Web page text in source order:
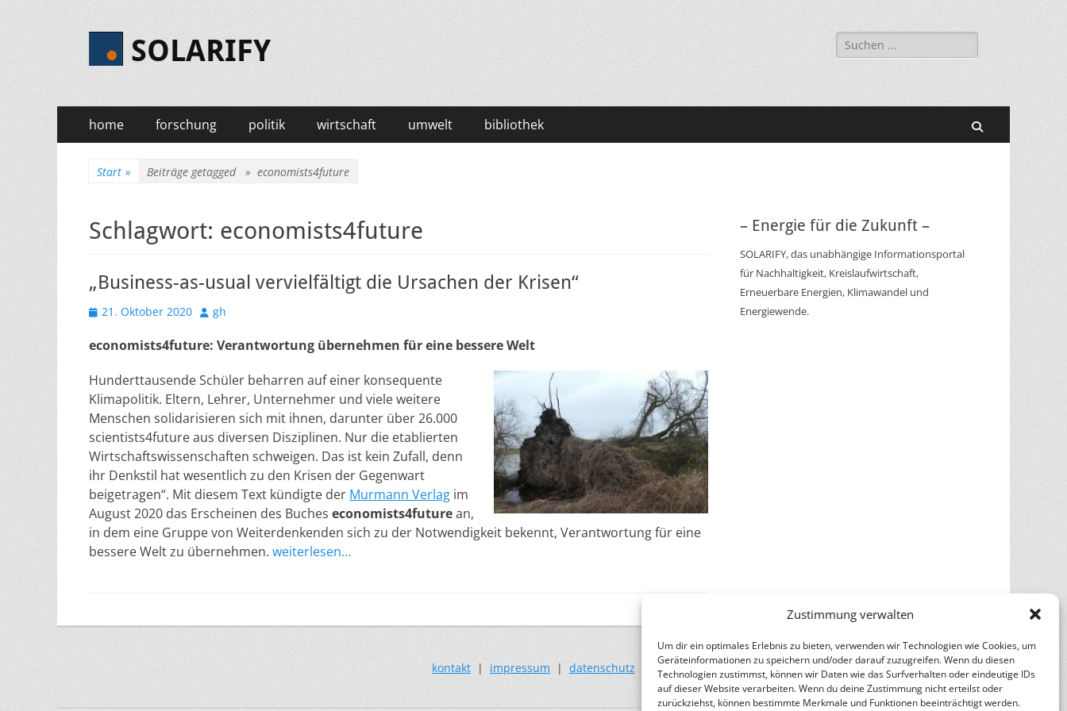
Zustimmung verwalten
Um dir ein optimales Erlebnis zu bieten, verwenden wir Technologien wie Cookies, um
Geräteinformationen zu speichern und/oder darauf zuzugreifen. Wenn du diesen
Technologien zustimmst, können wir Daten wie das Surfverhalten oder eindeutige IDs
auf dieser Website verarbeiten. Wenn du deine Zustimmung nicht erteilst oder
zurückziehst, können bestimmte Merkmale und Funktionen beeinträchtigt werden.
SOLARIFY
Suchen
nach:
Primäres
Menü
Zum
Inhalt
home forschung politik wirtschaft umwelt bibliothek
Start » Beiträge getagged » economists4future
Schlagwort: economists4future
„Business-as-usual vervielfältigt die Ursachen der Krisen“
Veröffentlicht
21. Oktober 2020 Autor
gh
economists4future: Verantwortung übernehmen für eine bessere Welt
Hunderttausende Schüler beharren auf einer konsequente
Klimapolitik. Eltern, Lehrer, Unternehmer und viele weitere
Menschen solidarisieren sich mit ihnen, darunter über 26.000
scientists4future aus diversen Disziplinen. Nur die etablierten
Wirtschaftswissenschaften schweigen. Das ist kein Zufall, denn
ihr Denkstil hat wesentlich zu den Krisen der Gegenwart
beigetragen“. Mit diesem Text kündigte der Murmann Verlag im
August 2020 das Erscheinen des Buches economists4futurean,
in dem eine Gruppe von Weiterdenkenden sich zu der Notwendigkeit bekennt, Verantwortung für eine
bessere Welt zu übernehmen. weiterlesen…
– Energie für die Zukunft –
SOLARIFY, das unabhängige Informationsportal
für Nachhaltigkeit, Kreislaufwirtschaft,
Erneuerbare Energien, Klimawandel und
Energiewende.
kontakt | impressum | datenschutz